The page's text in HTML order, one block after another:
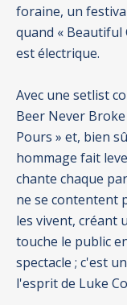
foraine, un
quand « Beautiful
est électrique.
Avec une setlist
Beer Never
Pours » et, bien
hommage fait
chante chaque
ne se contentent
les vivent, créant
touche le public
spectacle ; c'est
l'esprit de Luke